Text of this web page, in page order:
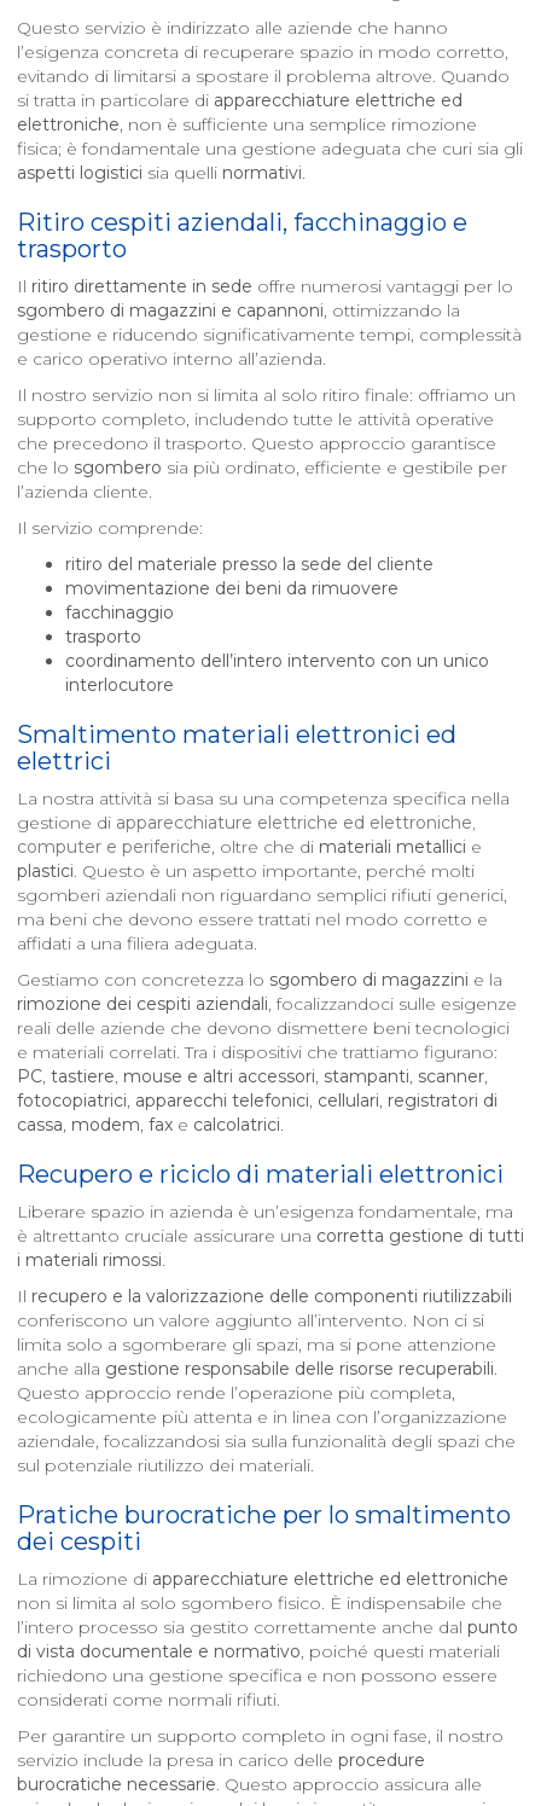
Questo servizio è indirizzato alle aziende che hanno
l’esigenza concreta di recuperare spazio in modo corretto,
evitando di limitarsi a spostare il problema altrove. Quando
si tratta in particolare di apparecchiature elettriche ed
elettroniche, non è sufficiente una semplice rimozione
fisica; è fondamentale una gestione adeguata che curi sia gli
aspetti logistici sia quelli normativi.
Ritiro cespiti aziendali, facchinaggio e
trasporto
Il ritiro direttamente in sede offre numerosi vantaggi per lo
sgombero di magazzini e capannoni, ottimizzando la
gestione e riducendo significativamente tempi, complessità
e carico operativo interno all’azienda.
Il nostro servizio non si limita al solo ritiro finale: offriamo un
supporto completo, includendo tutte le attività operative
che precedono il trasporto. Questo approccio garantisce
che lo sgombero sia più ordinato, efficiente e gestibile per
l’azienda cliente.
Il servizio comprende:
ritiro del materiale presso la sede del cliente
movimentazione dei beni da rimuovere
facchinaggio
trasporto
coordinamento dell’intero intervento con un unico
interlocutore
Smaltimento materiali elettronici ed
elettrici
La nostra attività si basa su una competenza specifica nella
gestione di apparecchiature elettriche ed elettroniche,
computer e periferiche, oltre che di materiali metallici e
plastici. Questo è un aspetto importante, perché molti
sgomberi aziendali non riguardano semplici rifiuti generici,
ma beni che devono essere trattati nel modo corretto e
affidati a una filiera adeguata.
Gestiamo con concretezza lo sgombero di magazzini e la
rimozione dei cespiti aziendali, focalizzandoci sulle esigenze
reali delle aziende che devono dismettere beni tecnologici
e materiali correlati. Tra i dispositivi che trattiamo figurano:
PC, tastiere, mouse e altri accessori, stampanti, scanner,
fotocopiatrici, apparecchi telefonici, cellulari, registratori di
cassa, modem, fax e calcolatrici.
Recupero e riciclo di materiali elettronici
Liberare spazio in azienda è un’esigenza fondamentale, ma
è altrettanto cruciale assicurare una corretta gestione di tutti
i materiali rimossi.
Il recupero e la valorizzazione delle componenti riutilizzabili
conferiscono un valore aggiunto all’intervento. Non ci si
limita solo a sgomberare gli spazi, ma si pone attenzione
anche alla gestione responsabile delle risorse recuperabili.
Questo approccio rende l’operazione più completa,
ecologicamente più attenta e in linea con l’organizzazione
aziendale, focalizzandosi sia sulla funzionalità degli spazi che
sul potenziale riutilizzo dei materiali.
Pratiche burocratiche per lo smaltimento
dei cespiti
La rimozione di apparecchiature elettriche ed elettroniche
non si limita al solo sgombero fisico. È indispensabile che
l’intero processo sia gestito correttamente anche dal punto
di vista documentale e normativo, poiché questi materiali
richiedono una gestione specifica e non possono essere
considerati come normali rifiuti.
Per garantire un supporto completo in ogni fase, il nostro
servizio include la presa in carico delle procedure
burocratiche necessarie. Questo approccio assicura alle